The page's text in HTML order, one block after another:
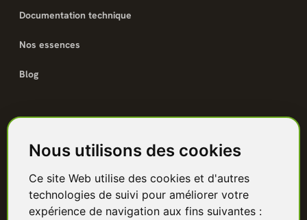
Nous utilisons des cookies
Ce site Web utilise des cookies et d'autres
technologies de suivi pour améliorer votre
expérience de navigation aux fins suivantes :
Documentation technique
Nos essences
Blog
Terrasse bois
Bardage bois
Charpente & ossature